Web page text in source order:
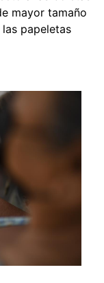
mayor tamaño
papeletas